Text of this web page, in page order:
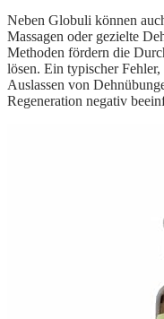
Neben Globuli können
Massagen oder gezielte
Methoden fördern die
lösen. Ein typischer
Auslassen von
Regeneration negativ